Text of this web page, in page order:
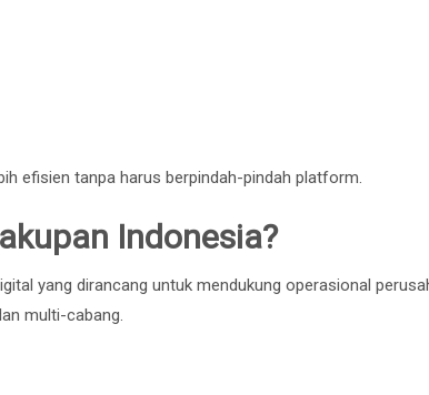
efisien tanpa harus berpindah-pindah platform.
Indonesia?
yang dirancang untuk mendukung operasional
multi-cabang.